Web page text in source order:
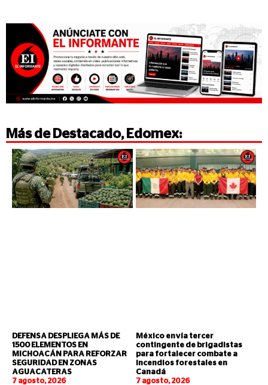
Más de Destacado, Edomex:
DEFENSA DESPLIEGA MÁS DE
1500 ELEMENTOS EN
MICHOACÁN PARA REFORZAR
SEGURIDAD EN ZONAS
AGUACATERAS
7 agosto, 2026
México envía tercer
contingente de brigadistas
para fortalecer combate a
incendios forestales en
Canadá
7 agosto, 2026